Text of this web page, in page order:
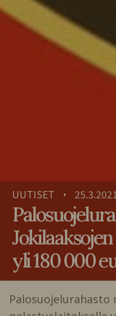
UUTISET •
yli 180 000
Palosuojelurahasto